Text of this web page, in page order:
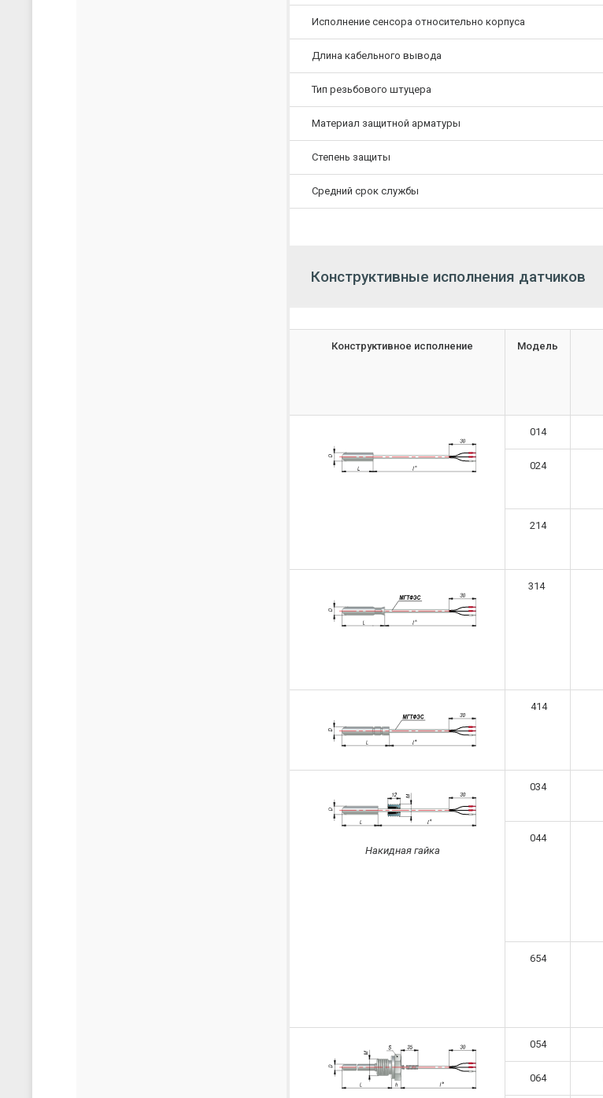
Исполнение сенсора относительно корпуса
Длина кабельного вывода
Тип резьбового штуцера
Материал защитной арматуры
Степень защиты
Средний срок службы
Конструктивные исполнения датчиков
Конструктивное исполнение Модель
014
024
214
314
414
Накидная гайка
034
044
654
054
064